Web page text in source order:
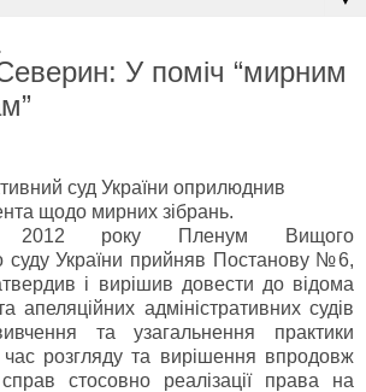
У поміч “мирним
суд України оприлюднив
щодо мирних зібрань.
2012 року Пленум Вищого
суду України прийняв Постанову №6,
і вирішив довести до відома
апеляційних адміністративних судів
та узагальнення практики
час розгляду та вирішення впродовж
стосовно реалізації права на